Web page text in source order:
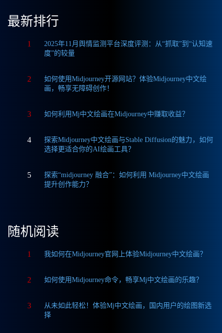
最新排行
1
2025年11月舆情监测平台深度评测：从“抓取”到“认知速
度”的较量
2
如何使用Midjourney开源网站？体验Midjourney中文绘
画，畅享无障碍创作！
3 如何利用Mj中文绘画在Midjourney中赚取收益？
4
探索Midjourney中文绘画与Stable Diffusion的魅力，如何
选择更适合你的AI绘画工具？
5
探索“midjourney 融合”：如何利用 Midjourney中文绘画
提升创作能力？
随机阅读
1 我如何在Midjourney官网上体验Midjourney中文绘画？
2 如何使用Midjourney命令，畅享Mj中文绘画的乐趣？
3
从未如此轻松！体验Mj中文绘画，国内用户的绘图新选
择